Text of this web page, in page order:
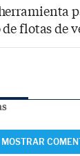
flotas de
MOSTRAR